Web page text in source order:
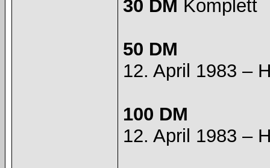
30 DM Komplett
50 DM
12. April 1983 –
100 DM
12. April 1983 –